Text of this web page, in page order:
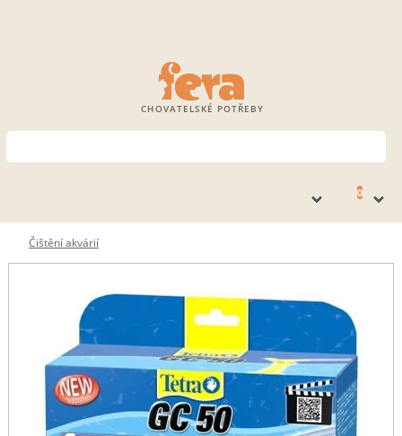
CHOVATELSKÉ POTŘEBY
0
Čištění akvárií